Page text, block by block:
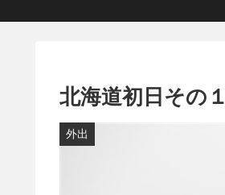
北海道初日その１
外出